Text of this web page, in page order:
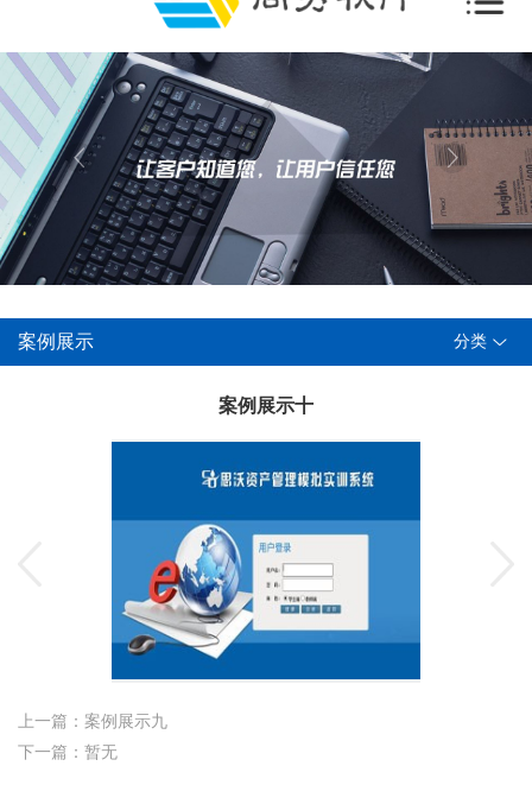
案例展示 分类
案例展示十
上一篇：案例展示九
下一篇：暂无